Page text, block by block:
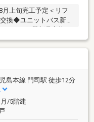
月上旬完工予定＜リフ
換◆ユニットバス新品
室：壁・天井クロス貼
上貼◆玄関ドア鍵交換
児島本線 門司駅 徒歩12分
/5階建